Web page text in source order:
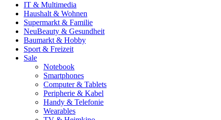
IT & Multimedia
Haushalt & Wohnen
Supermarkt & Familie
NeuBeauty & Gesundheit
Baumarkt & Hobby
Sport & Freizeit
Sale
Notebook
Smartphones
Computer & Tablets
Peripherie & Kabel
Handy & Telefonie
Wearables